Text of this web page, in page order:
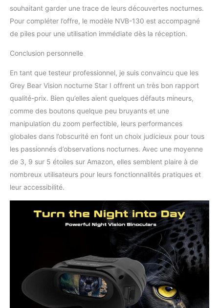
souhaitant garder une trace de leurs découvertes nocturnes.
Pour compléter l’offre, le modèle NVB-130 est accompagné
de piles pour une utilisation immédiate dès la réception.
Conclusion personnelle
En tant que testeur professionnel, je suis convaincu que les
Grey Bear Vision nocturne Star I offrent un très bon rapport
qualité-prix. Bien qu’elles aient quelques défauts mineurs,
comme des boutons quelque peu bruyants et une
manipulation du zoom perfectible, leurs performances
globales dans l’obscurité en font un choix judicieux pour tous
les passionnés d’observations nocturnes. Avec une moyenne
de 3, 9 sur 5 étoiles sur Amazon, elles semblent plaire à de
nombreux utilisateurs pour leurs fonctionnalités pratiques et
leur accessibilité.